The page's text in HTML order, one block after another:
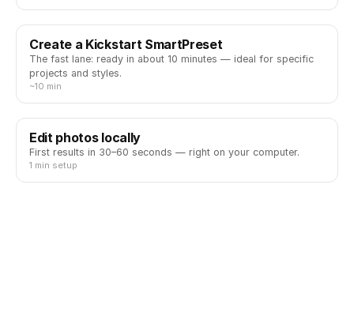
Create a Kickstart SmartPreset
The fast lane: ready in about 10 minutes — ideal for specific
projects and styles.
~10 min
Edit photos locally
First results in 30–60 seconds — right on your computer.
1 min setup